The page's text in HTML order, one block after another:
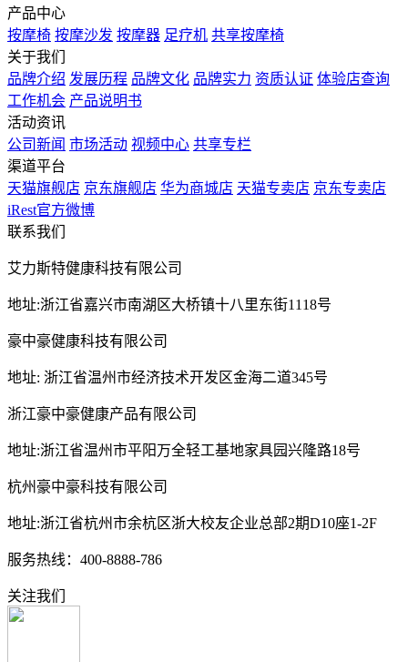
产品中心
按摩椅 按摩沙发 按摩器 足疗机 共享按摩椅
关于我们
品牌介绍 发展历程 品牌文化 品牌实力 资质认证 体验店查询
工作机会 产品说明书
活动资讯
公司新闻 市场活动 视频中心 共享专栏
渠道平台
天猫旗舰店 京东旗舰店 华为商城店 天猫专卖店 京东专卖店
iRest官方微博
联系我们
艾力斯特健康科技有限公司
地址:浙江省嘉兴市南湖区大桥镇十八里东街1118号
豪中豪健康科技有限公司
地址: 浙江省温州市经济技术开发区金海二道345号
浙江豪中豪健康产品有限公司
地址:浙江省温州市平阳万全轻工基地家具园兴隆路18号
杭州豪中豪科技有限公司
地址:浙江省杭州市余杭区浙大校友企业总部2期D10座1-2F
服务热线：400-8888-786
关注我们